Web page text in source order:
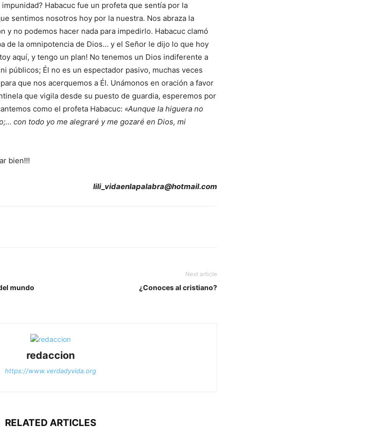
Habacuc fue un profeta que sentía por la
sentimos nosotros hoy por la nuestra. Nos abraza la
y no podemos hacer nada para impedirlo. Habacuc clamó
de la omnipotencia de Dios… y el Señor le dijo lo que hoy
aquí, y tengo un plan! No tenemos un Dios indiferente a
públicos; Él no es un espectador pasivo, muchas veces
que nos acerquemos a Él. Unámonos en oración a favor
que vigila desde su puesto de guardia, esperemos por
como el profeta Habacuc: «Aunque la higuera no
con todo yo me alegraré y me gozaré en Dios, mi
bien!!!
lili_vidaenlapalabra@hotmail.com
mundo
Next article
¿Conoces al cristiano?
redaccion
https://www.verdadyvida.org
RELATED ARTICLES